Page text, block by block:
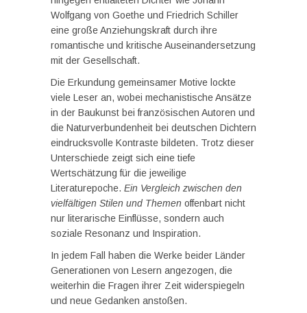
Wolfgang von Goethe und Friedrich Schiller
eine große Anziehungskraft durch ihre
romantische und kritische Auseinandersetzung
mit der Gesellschaft.
Die Erkundung gemeinsamer Motive lockte
viele Leser an, wobei mechanistische Ansätze
in der Baukunst bei französischen Autoren und
die Naturverbundenheit bei deutschen Dichtern
eindrucksvolle Kontraste bildeten. Trotz dieser
Unterschiede zeigt sich eine tiefe
Wertschätzung für die jeweilige
Literaturepoche. Ein Vergleich zwischen den
vielfältigen Stilen und Themen offenbart nicht
nur literarische Einflüsse, sondern auch
soziale Resonanz und Inspiration.
In jedem Fall haben die Werke beider Länder
Generationen von Lesern angezogen, die
weiterhin die Fragen ihrer Zeit widerspiegeln
und neue Gedanken anstoßen.